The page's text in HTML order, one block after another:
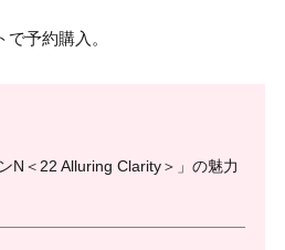
予約購入。
N＜22 Alluring Clarity＞」の魅力